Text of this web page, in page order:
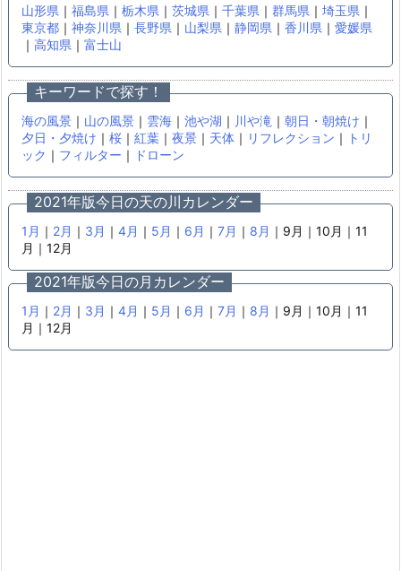
山形県 ｜ 福島県 ｜ 栃木県 ｜ 茨城県 ｜ 千葉県 ｜ 群馬県 ｜ 埼玉県 ｜
東京都 ｜ 神奈川県 ｜ 長野県 ｜ 山梨県 ｜ 静岡県 ｜ 香川県 ｜ 愛媛県
｜ 高知県 ｜ 富士山
キーワードで探す！
海の風景 ｜ 山の風景 ｜ 雲海 ｜ 池や湖 ｜ 川や滝 ｜ 朝日・朝焼け ｜
夕日・夕焼け ｜ 桜 ｜ 紅葉 ｜ 夜景 ｜ 天体 ｜ リフレクション ｜
トリ
ック ｜ フィルター ｜ ドローン
2021年版今日の天の川カレンダー
1月 ｜ 2月 ｜ 3月 ｜ 4月 ｜ 5月 ｜ 6月 ｜ 7月 ｜ 8月 ｜9月｜10月｜11
月｜12月
2021年版今日の月カレンダー
1月 ｜ 2月 ｜ 3月 ｜ 4月 ｜ 5月 ｜ 6月 ｜ 7月 ｜ 8月 ｜9月｜10月｜11
月｜12月